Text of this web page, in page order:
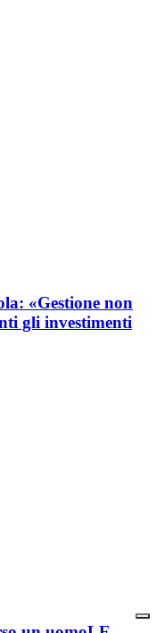
«Gestione non
gli investimenti